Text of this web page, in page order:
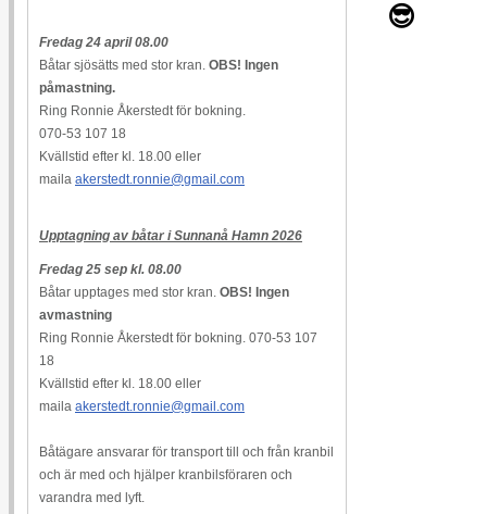
Fredag 24 april 08.00
Båtar sjösätts med stor kran. OBS! Ingen
påmastning.
Ring Ronnie Åkerstedt för bokning.
070-53 107 18
Kvällstid efter kl. 18.00 eller
maila akerstedt.ronnie@gmail.com
Upptagning av båtar i Sunnanå Hamn 2026
Fredag 25 sep kl. 08.00
Båtar upptages med stor kran. OBS! Ingen
avmastning
Ring Ronnie Åkerstedt för bokning. 070-53 107
18
Kvällstid efter kl. 18.00 eller
maila akerstedt.ronnie@gmail.com
Båtägare ansvarar för transport till och från kranbil
och är med och hjälper kranbilsföraren och
varandra med lyft.
😎